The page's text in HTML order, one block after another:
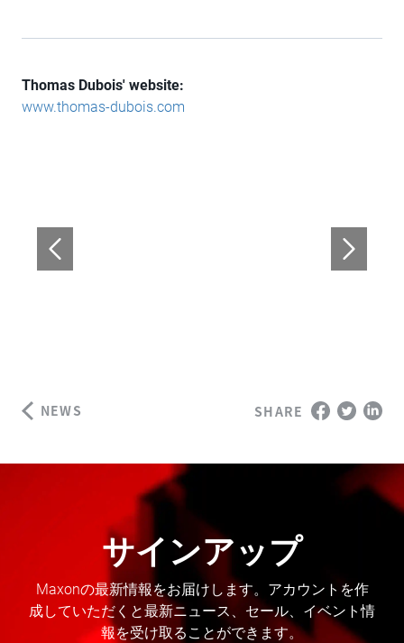
Thomas Dubois' website:
www.thomas-dubois.com
NEWS SHARE
サインアップ
Maxonの最新情報をお届けします。アカウントを作
成していただくと最新ニュース、セール、イベント情
報を受け取ることができます。